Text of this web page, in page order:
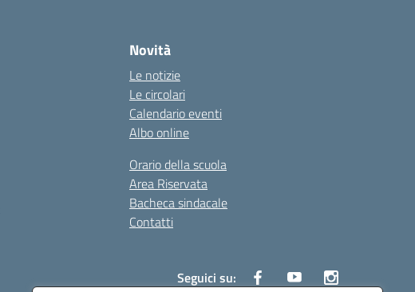
Novità
Le notizie
Le circolari
Calendario eventi
Albo online
Orario della scuola
Area Riservata
Bacheca sindacale
Contatti
Seguici su: